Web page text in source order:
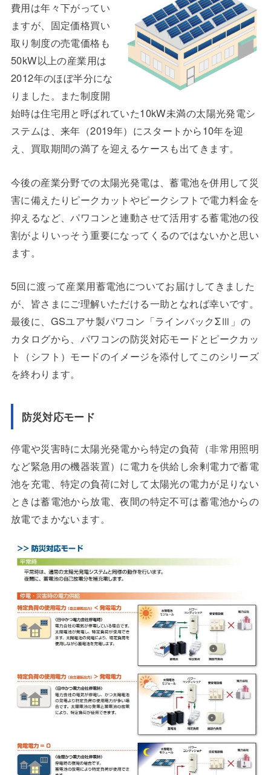
費用は年々下がってい
ますが、固定価格買い
取り制度の売電価格も
50kW以上の産業用は
2012年のほぼ半分にな
りました。また制度開
始時は住宅用と呼ばれていた10kW未満の太陽光発電シ
ステムは、来年（2019年）にスタートから10年を迎
え、買取期間の満了を迎えるケースも出てきます。
今後の産業分野での太陽光発電は、蓄電池を併用して災
害に備えたりピークカットやピークシフトで電力料金を
抑えるなど、パワコンと連動させて活用する蓄電池の役
割がよりいっそう重要になってくるのではないかと思い
ます。
5回に渡って産業用蓄電池についてお届けしてきました
が、皆さまにご理解いただける一助となれば幸いです。
最後に、GSユアサ製パワコン「ラインバックΣⅢ」の
カタログから、パワコンの防災対応モードとピークカッ
ト（シフト）モードのイメージを添付してこのシリーズ
を終わります。
防災対応モード
停電や災害時に太陽光発電から特定の負荷（非常用照明
など緊急用の機器装置）に電力を供給し余剰電力で蓄電
池を充電、特定の負荷に対して太陽光の電力が足りない
ときは蓄電池から放電、夜間の特定不可は蓄電池からの
放電でまかないます。